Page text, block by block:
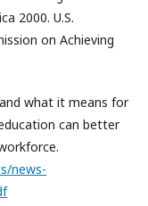
2000. U.S.
on Achieving
and what it means for
can better
news-